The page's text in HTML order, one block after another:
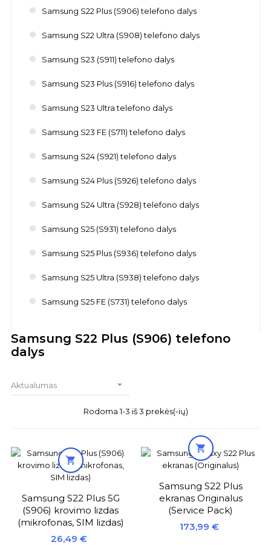
Samsung S22 Plus (S906) telefono dalys
Samsung S22 Ultra (S908) telefono dalys
Samsung S23 (S911) telefono dalys
Samsung S23 Plus (S916) telefono dalys
Samsung S23 Ultra telefono dalys
Samsung S23 FE (S711) telefono dalys
Samsung S24 (S921) telefono dalys
Samsung S24 Plus (S926) telefono dalys
Samsung S24 Ultra (S928) telefono dalys
Samsung S25 (S931) telefono dalys
Samsung S25 Plus (S936) telefono dalys
Samsung S25 Ultra (S938) telefono dalys
Samsung S25 FE (S731) telefono dalys
Samsung S22 Plus (S906) telefono
dalys
Aktualumas 
Rodoma 1-3 iš 3 prekės(-ių)

Samsung S22 Plus 5G
(S906) krovimo lizdas
(mikrofonas, SIM lizdas)
Kaina
26,49 €

Samsung S22 Plus
ekranas Originalus
(Service Pack)
Kaina
173,99 €